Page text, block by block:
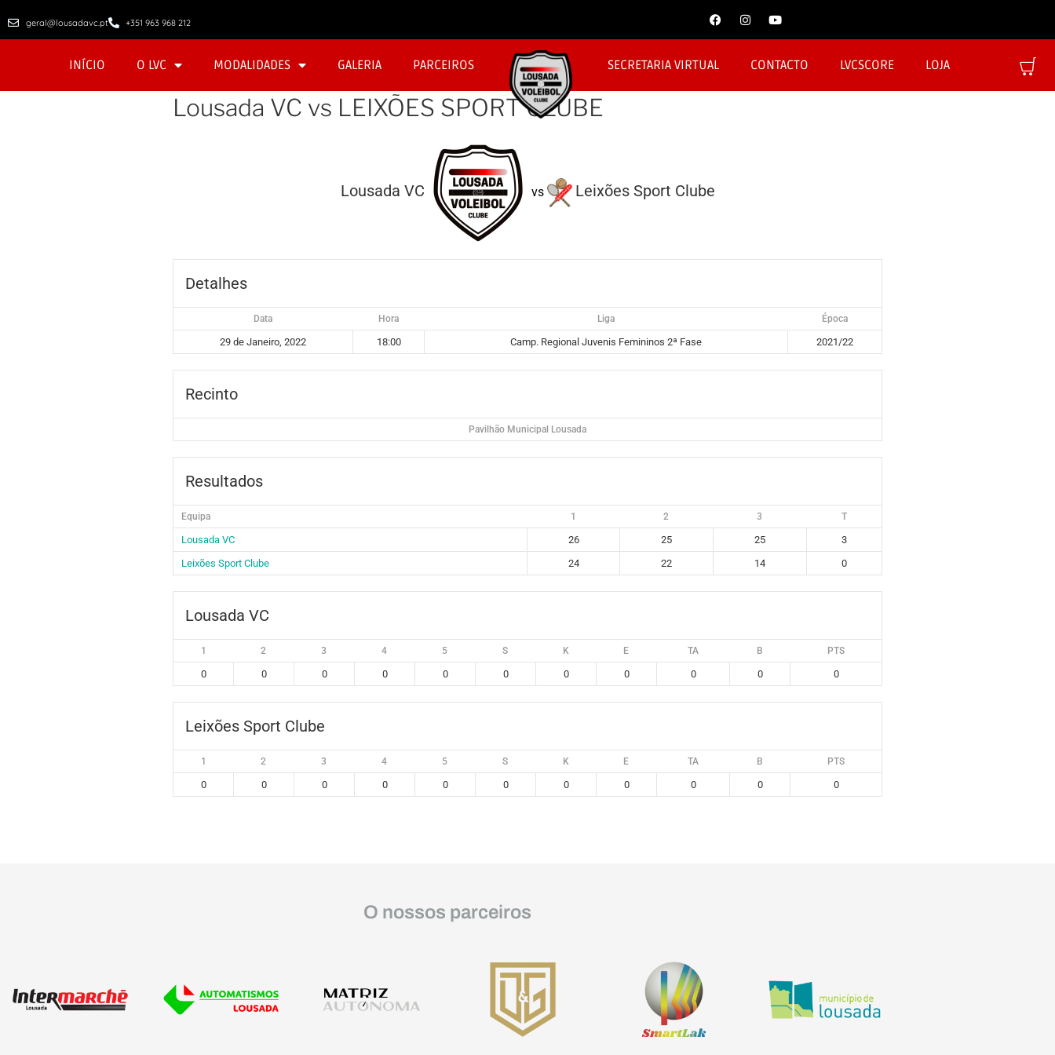
geral@lousadavc.pt +351 963 968 212
INÍCIO O LVC MODALIDADES GALERIA PARCEIROS SECRETARIA VIRTUAL CONTACTO LVCSCORE LOJA
Lousada VC vs LEIXÕES SPORT CLUBE
Lousada VC vs Leixões Sport Clube
Detalhes
Data Hora Liga Época
29 de Janeiro, 2022 18:00 Camp. Regional Juvenis Femininos 2ª Fase 2021/22
Recinto
Pavilhão Municipal Lousada
Resultados
Equipa 1 2 3 T
Lousada VC 26 25 25
3
Leixões Sport Clube
24 22 14 0
Lousada VC
1 2 3 4 5 S K E TA B PTS
0 0 0 0 0 0 0 0 0 0 0
Leixões Sport Clube
1 2 3 4 5 S K E TA B PTS
0 0 0 0 0 0 0 0 0 0 0
O nossos parceiros